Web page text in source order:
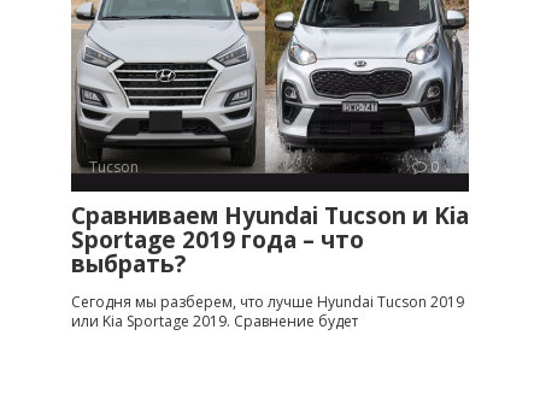
Tucson 0
Сравниваем Hyundai Tucson и Kia
Sportage 2019 года – что
выбрать?
Сегодня мы разберем, что лучше Hyundai Tucson 2019
или Kia Sportage 2019. Сравнение будет